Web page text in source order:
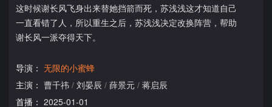
这时候谢长风飞身出来替她挡箭而死，苏浅浅这才知道自己
一直看错了人，所以重生之后，苏浅浅决定改换阵营，帮助
谢长风一派夺得天下。
导演： 无限的小蜜蜂
主演： 曹千祎 / 刘晏辰 / 薛景元 / 蒋启辰
首播： 2025-01-01